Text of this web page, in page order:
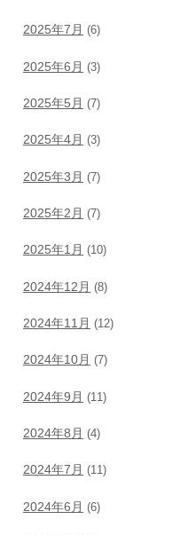
2025年7月 (6)
2025年6月 (3)
2025年5月 (7)
2025年4月 (3)
2025年3月 (7)
2025年2月 (7)
2025年1月 (10)
2024年12月 (8)
2024年11月 (12)
2024年10月 (7)
2024年9月 (11)
2024年8月 (4)
2024年7月 (11)
2024年6月 (6)